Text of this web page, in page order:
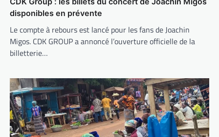
disponibles en prévente
Le compte à rebours est lancé pour les fans de Joachin
Migos. CDK GROUP a annoncé l’ouverture officielle de la
billetterie…